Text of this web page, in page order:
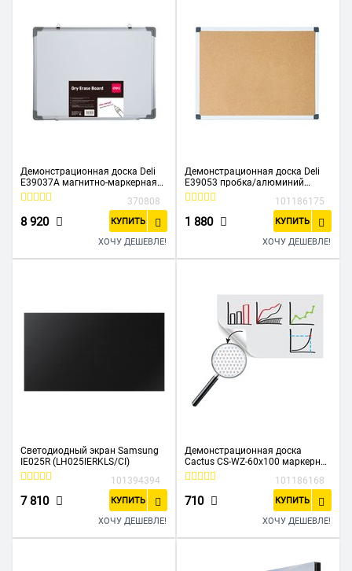
Демонстрационная доска Deli
E39037A магнитно-маркерная
лак 120x180см алюм рама
370808
8 920 КУПИТЬ
ХОЧУ ДЕШЕВЛЕ!
Демонстрационная доска Deli
E39053 пробка/алюминий
пробковая 60x90см алюм рама
101186175
1 880 КУПИТЬ
ХОЧУ ДЕШЕВЛЕ!
Светодиодный экран Samsung
IE025R (LH025IERKLS/CI)
101394394
7 810 КУПИТЬ
ХОЧУ ДЕШЕВЛЕ!
Демонстрационная доска
Cactus CS-WZ-60x100 маркерная
лак 60x100см белый
101186168
710 КУПИТЬ
ХОЧУ ДЕШЕВЛЕ!